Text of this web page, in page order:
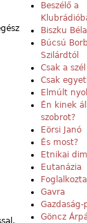
Beszélő a
Biszku Béla
Búcsú
Szilárdtól
Csak a szél
Csak
Elmúlt
Én kinek
szobrot?
Eörsi Janó
És most?
Etnikai
Eutanázia
Gavra
Gazdaság-
Göncz